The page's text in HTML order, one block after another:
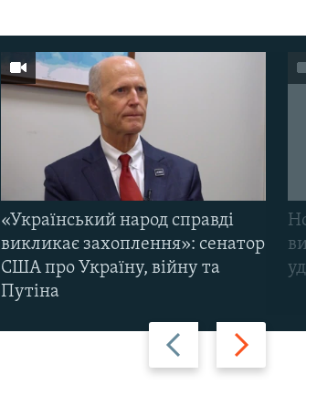
Назад Вперед
«Український народ справді
викликає захоплення»: сенатор
США про Україну, війну та
Путіна